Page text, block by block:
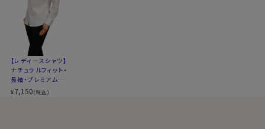
サイズをお選びの際にご参考下さい。
▼サイズ選びのポイント
50116
【レディースシャツ】
ナチュラルフィット・
長袖・プレミアムコ
ットン・形態安定・ワ
イドカラー
¥7,150(税込)